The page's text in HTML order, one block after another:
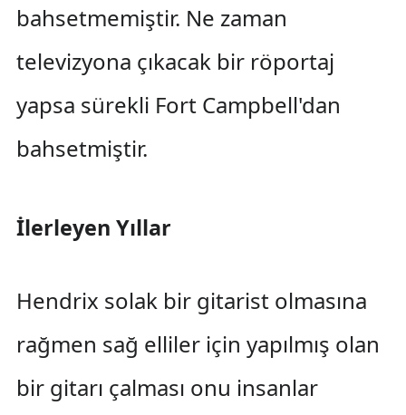
bahsetmemiştir. Ne zaman
televizyona çıkacak bir röportaj
yapsa sürekli Fort Campbell'dan
bahsetmiştir.
İlerleyen Yıllar
Hendrix solak bir gitarist olmasına
rağmen sağ elliler için yapılmış olan
bir gitarı çalması onu insanlar